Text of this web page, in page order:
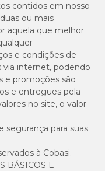
contidos em nosso
ou mais
aquela que melhor
e condições de
via internet, podendo
e promoções são
e entregues pela
no site, o valor
segurança para suas
à Cobasi.
BÁSICOS E